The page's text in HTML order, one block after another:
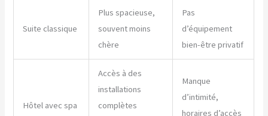
Suite classique
Plus spacieuse,
souvent moins
chère
Pas
d’équipement
bien-être privatif
Hôtel avec spa
Accès à des
installations
complètes
Manque
d’intimité,
horaires d’accès